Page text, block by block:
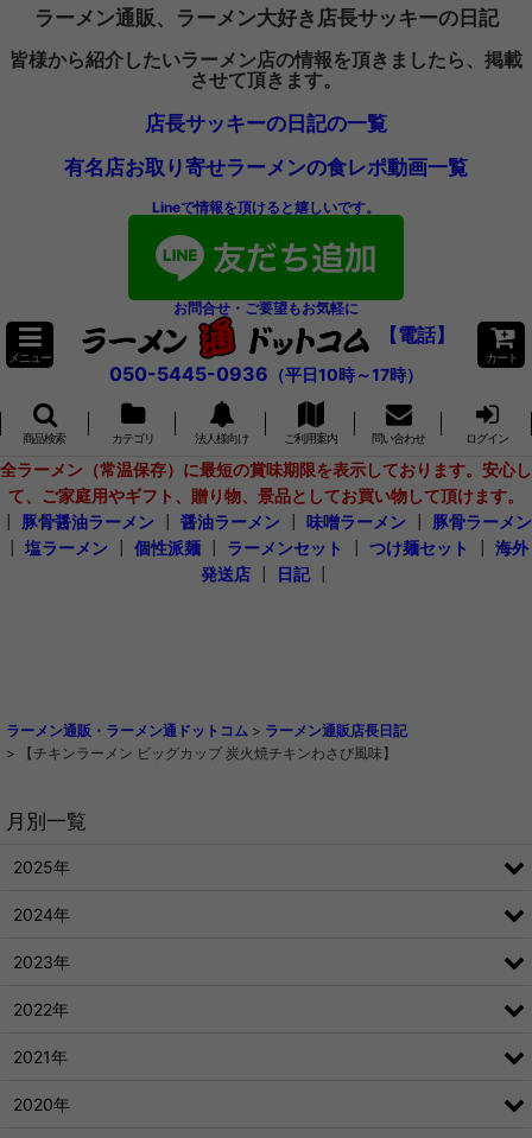
ラーメン通販、ラーメン大好き店長サッキーの日記
皆様から紹介したいラーメン店の情報を頂きましたら、掲載
させて頂きます。
店長サッキーの日記の一覧
有名店お取り寄せラーメンの食レポ動画一覧
Lineで情報を頂けると嬉しいです。
お問合せ・ご要望もお気軽に
メニュー
【電話】
050-5445-0936 （平日10時～17時）
カート
商品検索 カテゴリ 法人様向け ご利用案内 問い合わせ ログイン
全ラーメン（常温保存）に最短の賞味期限を表示しております。安心し
て、ご家庭用やギフト、贈り物、景品としてお買い物して頂けます。
豚骨醤油ラーメン 醤油ラーメン 味噌ラーメン
豚骨ラーメン
塩ラーメン 個性派麺 ラーメンセット つけ麺セット
海外
発送店
日記┃
ラーメン通販・ラーメン通ドットコム > ラーメン通販店長日記
>
【チキンラーメン ビッグカップ 炭火焼チキンわさび風味】
月別一覧
2025年
2024年
2023年
2022年
2021年
2020年